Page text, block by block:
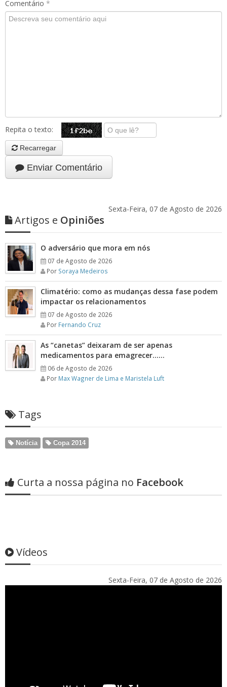
Comentário *
Repita o texto:
Recarregar
Enviar Comentário
Sexta-Feira, 07 de Agosto de 2026
Artigos e Opiniões
O adversário que mora em nós
07 de Agosto de 2026
Por Soraya Medeiros
Climatério: como as mudanças dessa fase podem
impactar os relacionamentos
07 de Agosto de 2026
Por Fernando Cruz
As “canetas” deixaram de ser apenas
medicamentos para emagrecer……
06 de Agosto de 2026
Por Max Wagner de Lima e Maristela Luft
Tags
Notícia Copa 2014
Curta a nossa página no Facebook
Vídeos
Sexta-Feira, 07 de Agosto de 2026